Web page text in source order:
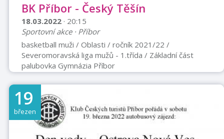
BK Příbor - Český Těšín
18.03.2022 · 20:15
Sportovní akce · Příbor
basketball muži / Oblasti / ročník 2021/22 /
Severomoravská liga mužů - 1.třída / Základní část
palubovka Gymnázia Příbor
19
březen